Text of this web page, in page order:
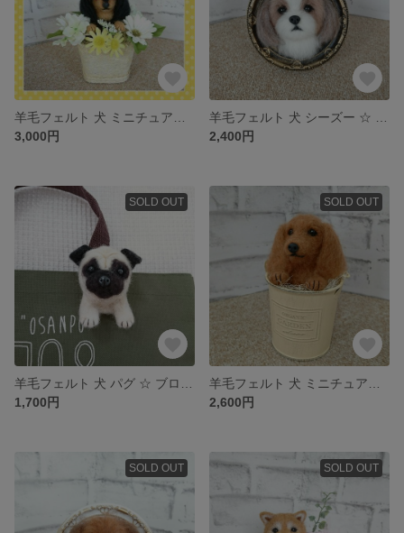
3,000円
2,400円
SOLD OUT
1,700円
SOLD OUT
2,600円
SOLD OUT SOLD OUT